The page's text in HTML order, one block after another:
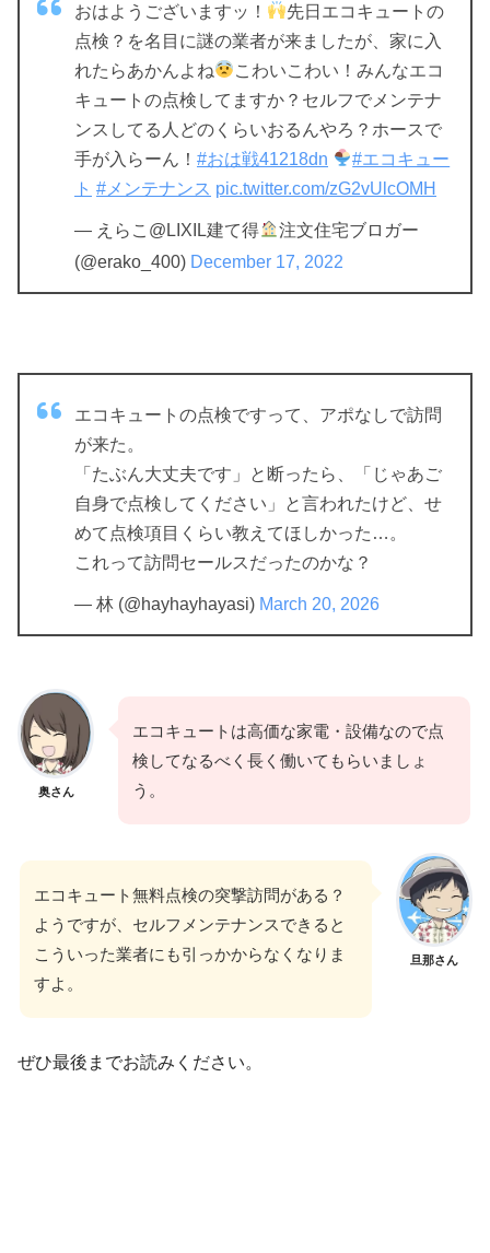
おはようございますッ！
先日エコキュートの
点検？を名目に謎の業者が来ましたが、家に入
れたらあかんよね
こわいこわい！みんなエコ
キュートの点検してますか？セルフでメンテナ
ンスしてる人どのくらいおるんやろ？ホースで
手が入らーん！ #おは戦41218dn
#エコキュー
ト #メンテナンス pic.twitter.com/zG2vUlcOMH
— えらこ@LIXIL建て得
注文住宅ブロガー
(@erako_400) December 17, 2022
エコキュートの点検ですって、アポなしで訪問
が来た。
「たぶん大丈夫です」と断ったら、「じゃあご
自身で点検してください」と言われたけど、せ
めて点検項目くらい教えてほしかった…。
これって訪問セールスだったのかな？
— 林 (@hayhayhayasi) March 20, 2026
奥さん
エコキュートは高価な家電・設備なので点
検してなるべく長く働いてもらいましょ
う。
旦那さん
エコキュート無料点検の突撃訪問がある？
ようですが、セルフメンテナンスできると
こういった業者にも引っかからなくなりま
すよ。
ぜひ最後までお読みください。